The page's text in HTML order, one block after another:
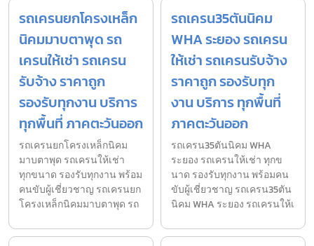
รถเครนยกโครงเหล็ก
นิคมมาบตาพุด รถ
เครนให้เช่า รถเครน
รับจ้าง ราคาถูก
รองรับทุกงาน บริการ
ทุกพื้นที่ ภาคตะวันออก
รถเครนยกโครงเหล็กนิคม
มาบตาพุด รถเครนให้เช่า
ทุกขนาด รองรับทุกงาน พร้อม
คนขับผู้เชี่ยวชาญ รถเครนยก
โครงเหล็กนิคมมาบตาพุด รถ
รถเครน35ตันนิคม
WHA ระยอง รถเครน
ให้เช่า รถเครนรับจ้าง
ราคาถูก รองรับทุก
งาน บริการ ทุกพื้นที่
ภาคตะวันออก
รถเครน35ตันนิคม WHA
ระยอง รถเครนให้เช่า ทุกข
นาด รองรับทุกงาน พร้อมคน
ขับผู้เชี่ยวชาญ รถเครน35ตัน
นิคม WHA ระยอง รถเครนให้เ